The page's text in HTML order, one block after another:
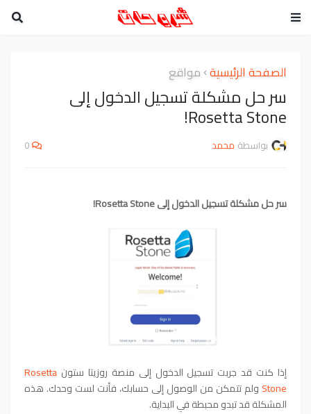
الصفحة الرئيسية مواقع
سر حل مشكلة تسجيل الدخول إلى
Rosetta Stone!
بواسطة محمد 0
سر حل مشكلة تسجيل الدخول إلى Rosetta Stone!
إذا كنت قد جربت تسجيل الدخول إلى منصة روزيتا ستون Rosetta
Stoneولم تتمكن من الوصول إلى حسابك، فأنت لست وحدك. هذه
المشكلة قد تبدو محبطة في البداية.